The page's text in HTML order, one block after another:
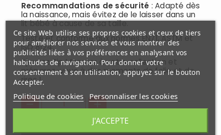
Recommandations de sécurité : Adapté dès
la naissance, mais évitez de le laisser dans un
lit bébé à cause de sa taille.
Testé et conforme aux normes EN71, ASTM et
ISO 8124.
Ajoutez Pip Monster à votre collection et
préparez-vous à des moments de folie et de
rires !
25,00 €
INDISPONIBLE
Ce site Web utilise ses propres cookies et ceux de tiers
pour améliorer nos services et vous montrer des
publicités liées à vos préférences en analysant vos
habitudes de navigation. Pour donner votre
consentement à son utilisation, appuyez sur le bouton
Accepter.
Politique de cookies Personnaliser les cookies
J'ACCEPTE